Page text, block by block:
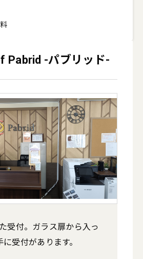
Pabrid -パブリッド-
受付。ガラス扉から入っ
に受付があります。